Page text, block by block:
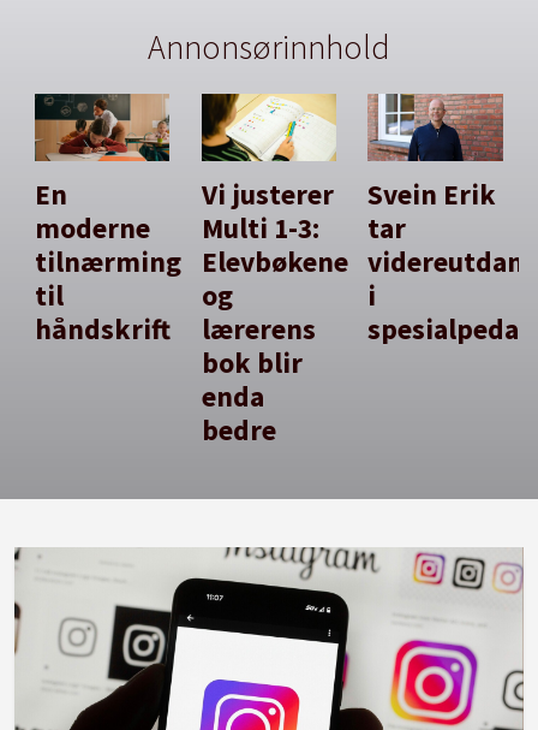
Annonsørinnhold
En
moderne
tilnærming
til
håndskrift
Vi justerer
Multi 1-3:
Elevbøkene
og
lærerens
bok blir
enda
bedre
Svein Erik
tar
i